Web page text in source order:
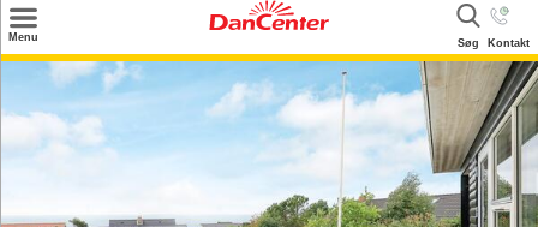
Menu Søg Kontakt
Tilbud
Inspiration